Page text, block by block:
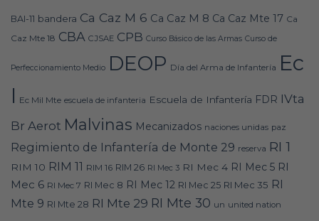
BAI-11 bandera Ca Caz M 6 Ca Caz M 8 Ca Caz Mte 17 Ca
Caz Mte 18 CBA CJSAE CPB Curso Básico de las Armas Curso de
Perfeccionamiento Medio DEOP Día del Arma de Infantería Ec
I Ec Mil Mte escuela de infanteria Escuela de Infantería FDR IVta
Br Aerot Malvinas Mecanizados naciones unidas paz
Regimiento de Infantería de Monte 29 reserva RI 1
RIM 10 RIM 11 RIM 16 RIM 26 RI Mec 3 RI Mec 4 RI Mec 5 RI
Mec 6 RI Mec 7 RI Mec 8 RI Mec 12 RI Mec 25 RI Mec 35 RI
Mte 9 RI Mte 28 RI Mte 29 RI Mte 30 un united nation